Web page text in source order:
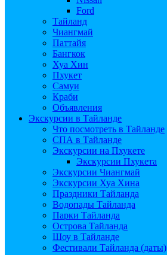
Ford
Тайланд
Чиангмай
Паттайя
Бангкок
Хуа Хин
Пхукет
Самуи
Краби
Объявления
Экскурсии в Тайланде
Что посмотреть в Тайланде
СПА в Тайланде
Экскурсии на Пхукете
Экскурсии Пхукета
Экскурсии Чиангмай
Экскурсии Хуа Хина
Праздники Тайланда
Водопады Тайланда
Парки Тайланда
Острова Тайланда
Шоу в Тайланде
Фестивали Тайланда (даты)